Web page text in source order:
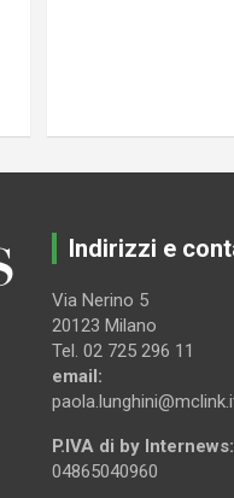
Indirizzi e
Via Nerino 5
20123 Milano
Tel. 02 725 296 11
email:
P.IVA di by Internews:
04865040960